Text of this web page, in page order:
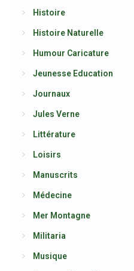
Histoire
Histoire Naturelle
Humour Caricature
Jeunesse Education
Journaux
Jules Verne
Littérature
Loisirs
Manuscrits
Médecine
Mer Montagne
Militaria
Musique